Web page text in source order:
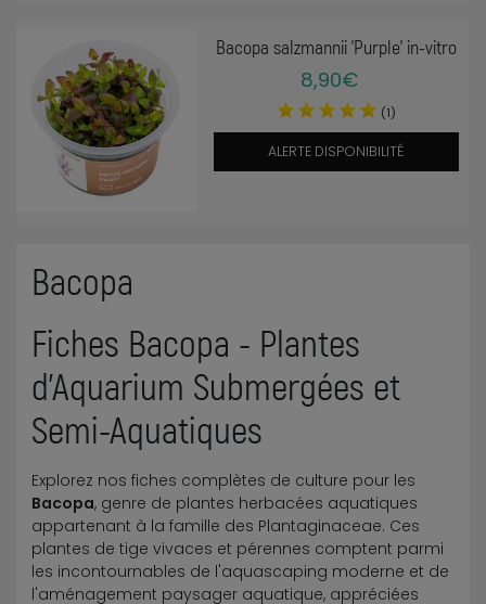
Bacopa
Fiches Bacopa - Plantes
d'Aquarium Submergées et
Semi-Aquatiques
Explorez nos fiches complètes de culture pour les
Bacopa, genre de plantes herbacées aquatiques
appartenant à la famille des Plantaginaceae. Ces
plantes de tige vivaces et pérennes comptent parmi
les incontournables de l'aquascaping moderne et de
l'aménagement paysager aquatique, appréciées
Bacopa salzmannii 'Purple' in-vitro
8,90€
(1)
ALERTE DISPONIBILITÉ